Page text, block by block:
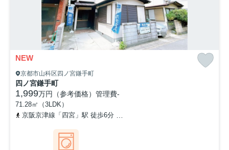
NEW
京都市山科区四ノ宮鎌手町
四ノ宮鎌手町
1,999万円（参考価格） 管理費-
71.28㎡（3LDK）
京阪京津線「四宮」駅 徒歩6分